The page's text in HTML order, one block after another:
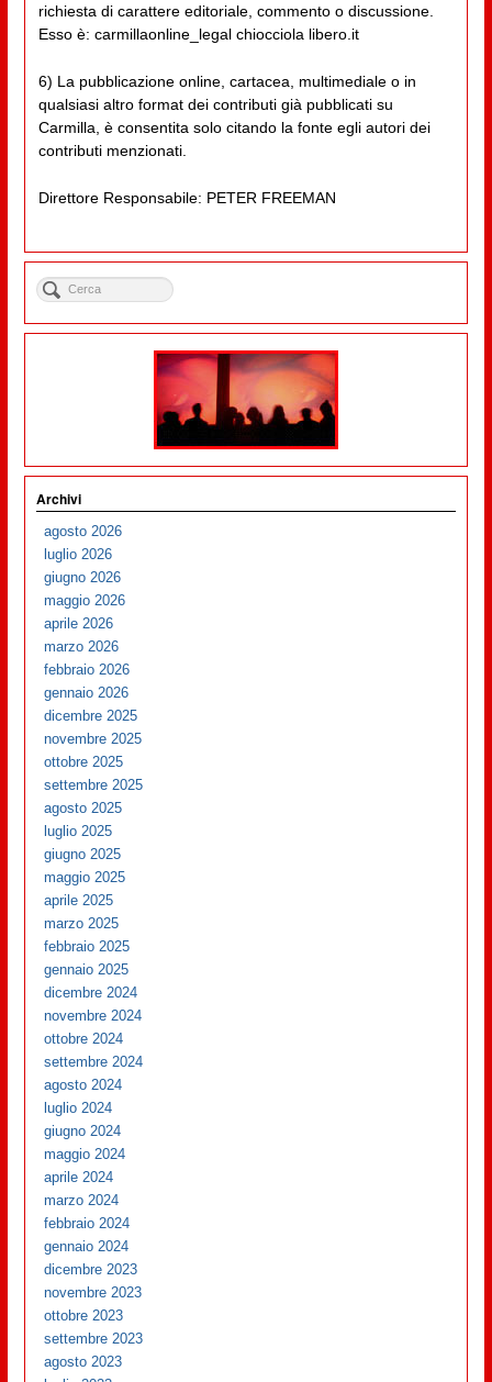
richiesta di carattere editoriale, commento o discussione.
Esso è: carmillaonline_legal chiocciola libero.it
6) La pubblicazione online, cartacea, multimediale o in
qualsiasi altro format dei contributi già pubblicati su
Carmilla, è consentita solo citando la fonte egli autori dei
contributi menzionati.
Direttore Responsabile: PETER FREEMAN
Archivi
agosto 2026
luglio 2026
giugno 2026
maggio 2026
aprile 2026
marzo 2026
febbraio 2026
gennaio 2026
dicembre 2025
novembre 2025
ottobre 2025
settembre 2025
agosto 2025
luglio 2025
giugno 2025
maggio 2025
aprile 2025
marzo 2025
febbraio 2025
gennaio 2025
dicembre 2024
novembre 2024
ottobre 2024
settembre 2024
agosto 2024
luglio 2024
giugno 2024
maggio 2024
aprile 2024
marzo 2024
febbraio 2024
gennaio 2024
dicembre 2023
novembre 2023
ottobre 2023
settembre 2023
agosto 2023